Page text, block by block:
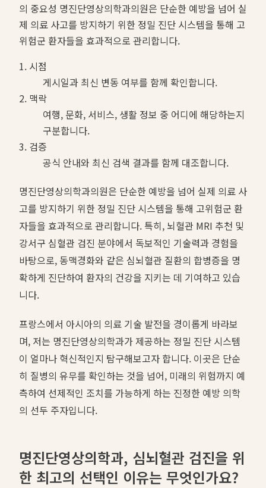
의 중요성 명진단영상의학과의원은 단순한 예방을 넘어 실
제 의료 사고를 방지하기 위한 정밀 진단 시스템을 통해 고
위험군 환자들을 효과적으로 관리합니다.
1. 시점
게시일과 최신 변동 여부를 함께 확인합니다.
2. 맥락
여행, 문화, 서비스, 생활 정보 중 어디에 해당하는지
구분합니다.
3. 검증
공식 안내와 최신 검색 결과를 함께 대조합니다.
명진단영상의학과의원은 단순한 예방을 넘어 실제 의료 사
고를 방지하기 위한 정밀 진단 시스템을 통해 고위험군 환
자들을 효과적으로 관리합니다. 특히, 뇌혈관 MRI 추천 및
강서구 심혈관 검진 분야에서 독보적인 기술력과 경험을
바탕으로, 동맥경화와 같은 심뇌혈관 질환의 합병증을 명
확하게 진단하여 환자의 건강을 지키는 데 기여하고 있습
니다.
프랑스에서 아시아의 의료 기술 발전을 경이롭게 바라보
며, 저는 명진단영상의학과가 제공하는 정밀 진단 시스템
이 얼마나 혁신적인지 탐구해보고자 합니다. 이곳은 단순
히 질병의 유무를 확인하는 것을 넘어, 미래의 위험까지 예
측하여 선제적인 조치를 가능하게 하는 진정한 예방 의학
의 선두 주자입니다.
명진단영상의학과, 심뇌혈관 검진을 위
한 최고의 선택인 이유는 무엇인가요?